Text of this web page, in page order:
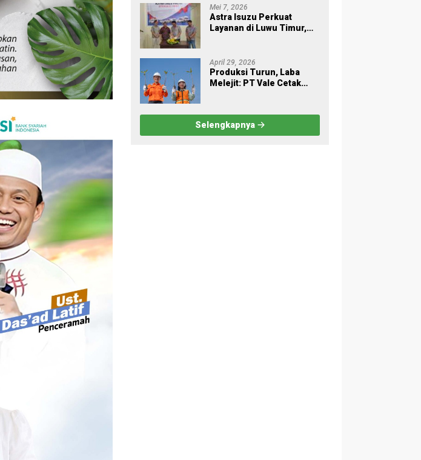
2026
Mei 7, 2026
Astra Isuzu Perkuat
Layanan di Luwu Timur,
Nasional
April 29, 2026
Produksi Turun, Laba
Melejit: PT Vale Cetak
Selengkapnya